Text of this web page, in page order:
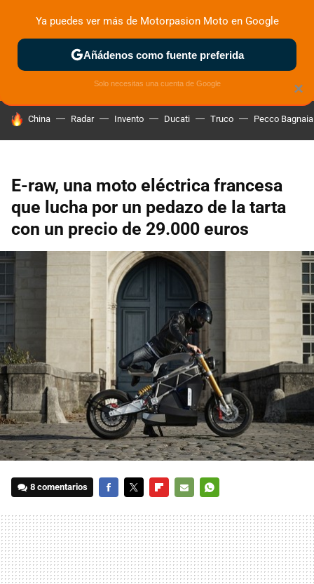
ZONA DE PRUEBAS DEPORTIVAS MOTOS ELÉCTRICAS
HOY SE HABLA DE
China Radar Invento Ducati Truco Pecco Bagnaia
E-raw, una moto eléctrica francesa
que lucha por un pedazo de la tarta
con un precio de 29.000 euros
8 comentarios
MAIL
×
Ya puedes ver más de Motorpasion Moto en Google
Añádenos como fuente preferida
Solo necesitas una cuenta de Google